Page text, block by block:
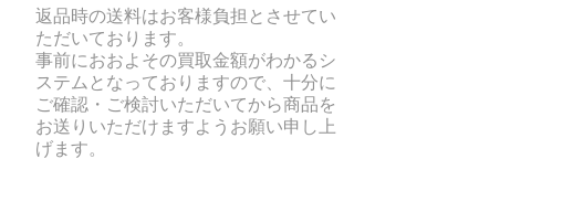
返品時の送料はお客様負担とさせてい
ただいております。
事前におおよその買取金額がわかるシ
ステムとなっておりますので、十分に
ご確認・ご検討いただいてから商品を
お送りいただけますようお願い申し上
げます。